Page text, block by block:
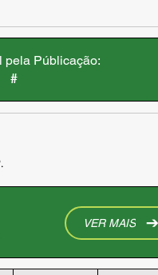
pela Públicação:
#
VER MAIS